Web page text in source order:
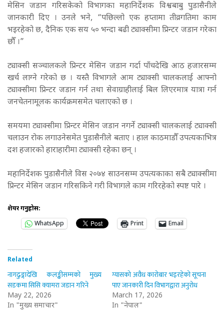
मेसिन जडान गरिसकेको विभागका महानिर्देशक विश्वबाबु पुडासैनीले
जानकारी दिए । उनले भने, “पछिल्लो एक हप्तामा तीव्रगतिमा काम
भइरहेको छ, दैनिक एक सय ५० भन्दा बढी ट्याक्सीमा प्रिन्टर जडान गरेका
छौँ ।”
ट्याक्सी सञ्चालकले प्रिन्टर मेसिन जडान गर्दा पाँचदेखि आठ हजारसम्म
खर्च लाग्ने गरेको छ । यस्तै विभागले आम ट्याक्सी चालकलाई आफ्नो
ट्याक्सीमा प्रिन्टर जडान गर्न तथा सेवाग्राहीलाई बिल लिएरमात्र यात्रा गर्न
जनचेतनामूलक कार्यक्रमसमेत चलाएको छ ।
समयमा ट्याक्सीमा प्रिन्टर मेसिन जडान नगर्ने ट्याक्सी चालकलाई ट्याक्सी
चलाउन रोक लगाउनेसमेत पुडासैनीले बताए । हाल काठमाडौँ उपत्यकाभित्र
दश हजारको हाराहारीमा ट्याक्सी रहेका छन् ।
महानिर्देशक पुडासैनीले विस २०७४ साउनसम्म उपत्यकाका सबै ट्याक्सीमा
प्रिन्टर मेसिन जडान गरिसकिने गरी विभागले काम गरिरहेको स्पष्ट पारे ।
शेयर गर्नुहोस:
WhatsApp
Print Email
Related
नागढुङ्गादेखि कलङ्कीसम्मको मुख्य
सडकमा सिसि क्यामरा जडान गरिने
May 22, 2026
In "मुख्य समाचार"
ग्यासको अवैध कारोबार भइरहेको सूचना
पाए जानकारी दिन विभागद्वारा अनुरोध
March 17, 2026
In "नेपाल"